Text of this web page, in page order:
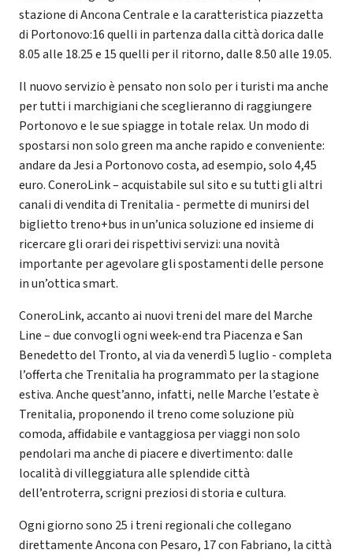
stazione di Ancona Centrale e la caratteristica piazzetta
di Portonovo:16 quelli in partenza dalla città dorica dalle
8.05 alle 18.25 e 15 quelli per il ritorno, dalle 8.50 alle 19.05.
Il nuovo servizio è pensato non solo per i turisti ma anche
per tutti i marchigiani che sceglieranno di raggiungere
Portonovo e le sue spiagge in totale relax. Un modo di
spostarsi non solo green ma anche rapido e conveniente:
andare da Jesi a Portonovo costa, ad esempio, solo 4,45
euro. ConeroLink – acquistabile sul sito e su tutti gli altri
canali di vendita di Trenitalia - permette di munirsi del
biglietto treno+bus in un’unica soluzione ed insieme di
ricercare gli orari dei rispettivi servizi: una novità
importante per agevolare gli spostamenti delle persone
in un’ottica smart.
ConeroLink, accanto ai nuovi treni del mare del Marche
Line – due convogli ogni week-end tra Piacenza e San
Benedetto del Tronto, al via da venerdì 5 luglio - completa
l’offerta che Trenitalia ha programmato per la stagione
estiva. Anche quest’anno, infatti, nelle Marche l’estate è
Trenitalia, proponendo il treno come soluzione più
comoda, affidabile e vantaggiosa per viaggi non solo
pendolari ma anche di piacere e divertimento: dalle
località di villeggiatura alle splendide città
dell’entroterra, scrigni preziosi di storia e cultura.
Ogni giorno sono 25 i treni regionali che collegano
direttamente Ancona con Pesaro, 17 con Fabriano, la città